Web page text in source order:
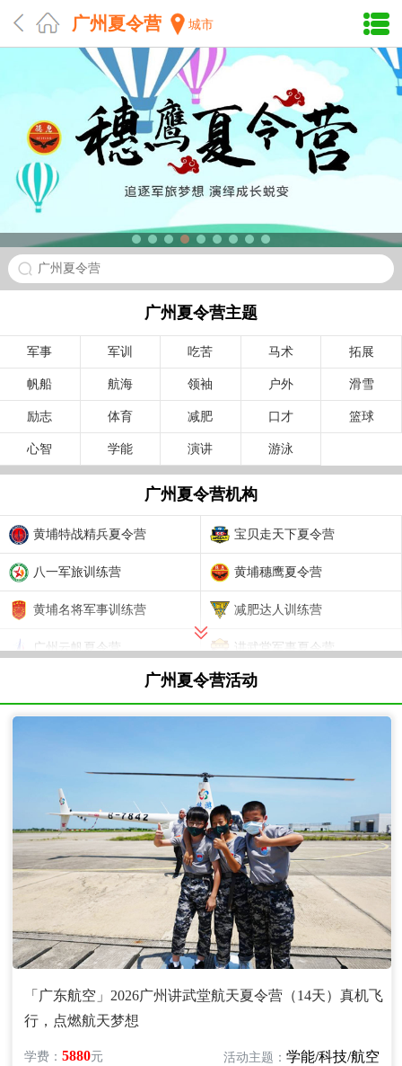
广州夏令营 城市
广州夏令营
广州夏令营主题
军事 军训 吃苦 马术 拓展
帆船 航海 领袖 户外 滑雪
励志 体育 减肥 口才 篮球
心智 学能 演讲 游泳
广州夏令营机构
黄埔特战精兵夏令营 宝贝走天下夏令营
八一军旅训练营 黄埔穗鹰夏令营
黄埔名将军事训练营 减肥达人训练营
广州云帆夏令营 讲武堂军事夏令营
少年强军事夏令营
广州夏令营活动
「广东航空」2026广州讲武堂航天夏令营（14天）真机飞
行，点燃航天梦想
学费：5880元 活动主题： 学能/科技/航空